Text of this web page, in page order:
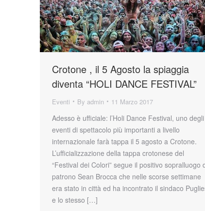
Crotone , il 5 Agosto la spiaggia
diventa “HOLI DANCE FESTIVAL”
Eventi By admin 11 Marzo 2017
Adesso è ufficiale: l’Holi Dance Festival, uno degli
eventi di spettacolo più importanti a livello
internazionale farà tappa il 5 agosto a Crotone.
L’ufficializzazione della tappa crotonese del
“Festival dei Colori” segue il positivo sopralluogo
patrono Sean Brocca che nelle scorse settimane
era stato in città ed ha incontrato il sindaco
e lo stesso […]